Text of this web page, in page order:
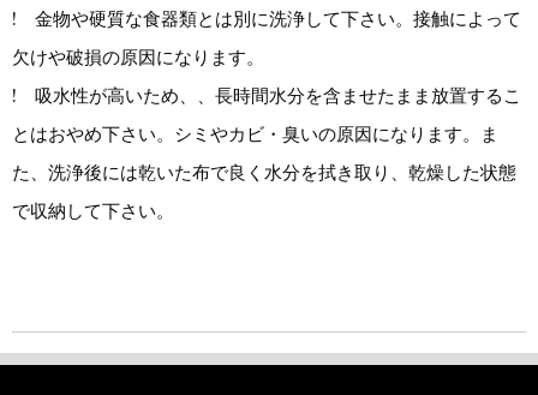
! 金物や硬質な食器類とは別に洗浄して下さい。接触によって
欠けや破損の原因になります。
! 吸水性が高いため、、長時間水分を含ませたまま放置するこ
とはおやめ下さい。シミやカビ・臭いの原因になります。ま
た、洗浄後には乾いた布で良く水分を拭き取り、乾燥した状態
で収納して下さい。